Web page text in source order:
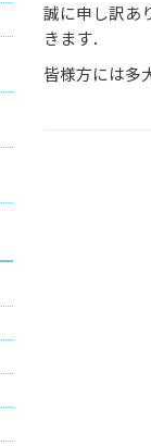
誠に申し訳あ
きます．
皆様方には多